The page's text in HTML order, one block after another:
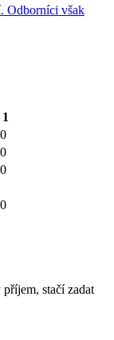
Odborníci však
stačí zadat